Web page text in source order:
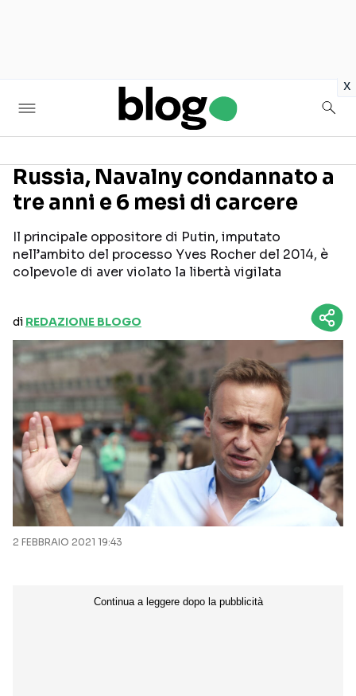
x
Seguici sui social
Russia, Navalny condannato a
tre anni e 6 mesi di carcere
Il principale oppositore di Putin, imputato
nell’ambito del processo Yves Rocher del 2014, è
colpevole di aver violato la libertà vigilata
di REDAZIONE BLOGO
2 FEBBRAIO 2021 19:43